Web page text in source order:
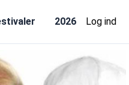
2026 Log ind